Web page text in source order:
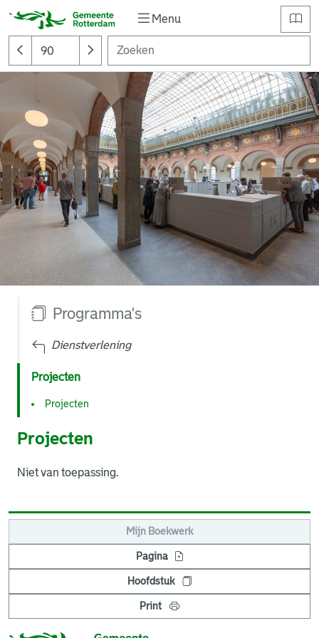
Menu
Programma's
Dienstverlening
Projecten
Projecten
Projecten
Niet van toepassing.
Mijn Boekwerk
Pagina
Hoofdstuk
Print